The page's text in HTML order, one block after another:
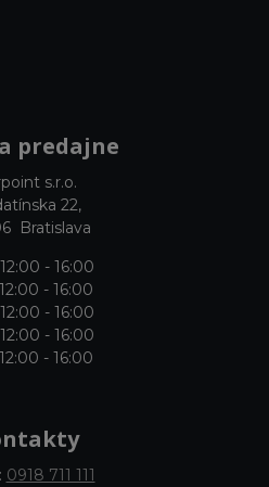
predajne
s.r.o.
22,
Bratislava
- 16:00
- 16:00
- 16:00
- 16:00
- 16:00
0918 711 111